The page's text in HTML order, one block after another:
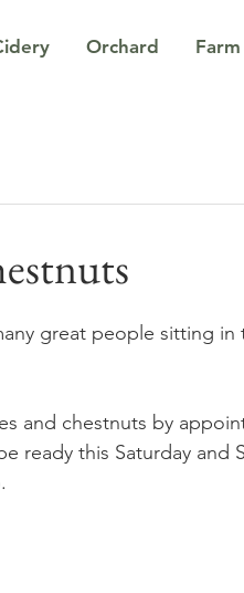
Orchard
great people sitting in
and chestnuts by
ready this Saturday and